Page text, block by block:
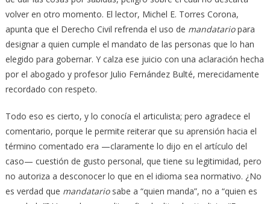
volver en otro momento. El lector, Michel E. Torres Corona,
apunta que el Derecho Civil refrenda el uso de mandatariopara
designar a quien cumple el mandato de las personas que lo han
elegido para gobernar. Y calza ese juicio con una aclaración hecha
por el abogado y profesor Julio Fernández Bulté, merecidamente
recordado con respeto.
Todo eso es cierto, y lo conocía el articulista; pero agradece el
comentario, porque le permite reiterar que su aprensión hacia el
término comentado era —claramente lo dijo en el artículo del
caso— cuestión de gusto personal, que tiene su legitimidad, pero
no autoriza a desconocer lo que en el idioma sea normativo. ¿No
es verdad que mandatariosabe a “quien manda”, no a “quien es